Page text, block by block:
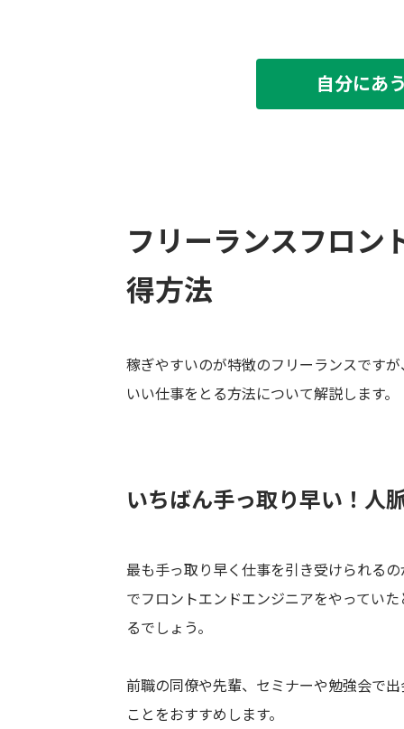
自分にあ
フリーランスフロン
得方法
稼ぎやすいのが特徴のフリーランスです
いい仕事をとる方法について解説します。
いちばん手っ取り早い！人
最も手っ取り早く仕事を引き受けられる
でフロントエンドエンジニアをやってい
るでしょう。
前職の同僚や先輩、セミナーや勉強会で
ことをおすすめします。